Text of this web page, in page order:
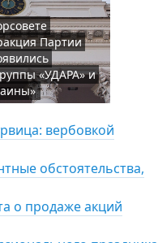
Партии
«УДАРА» и
вербовкой
обстоятельства,
о продаже акций